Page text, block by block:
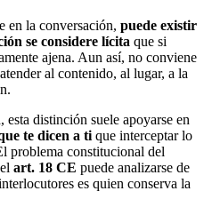
en la conversación, puede existir
se considere lícita que si
ajena. Aun así, no conviene
al contenido, al lugar, a la
distinción suele apoyarse en
te dicen a ti que interceptar lo
problema constitucional del
art. 18 CE puede analizarse de
es quien conserva la